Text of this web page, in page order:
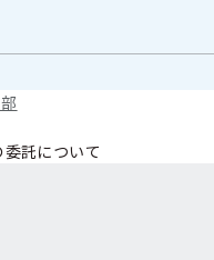
託について